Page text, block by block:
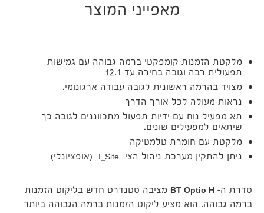
מאפייני המוצר
מלקטת הזמנות קומפקטי ברמה גבוהה עם גמישות
תפעולית רבה וגובה בחירה עד 12.1
מצויד בהרמה ראשונית לגובה עבודה ארגונומי.
נראות מעולה לכל אורך הדרך
תא מפעיל נוח עם ידיות תפעול מתכווננים לגובה כך
שיתאים למפעילים שונים.
מלקטת עם חומרת טלמטיקה
ניתן להתקין מערכת ניהול הצי I_Site (אופציונלי)
סדרת ה- BT Optio H מציבה סטנדרט חדש בליקוט הזמנות
ברמה גבוהה. הוא מציע ליקוט הזמנות ברמה הגבוהה ביותר